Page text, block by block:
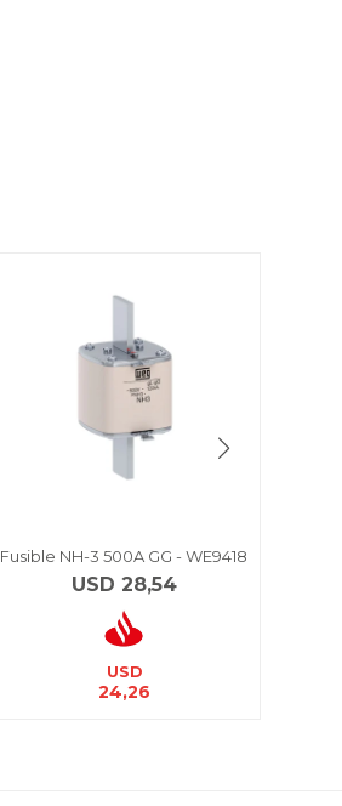
Fusible NH-3 500A GG - WE9418
USD 28,54
USD
24,26